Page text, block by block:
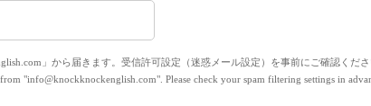
」から届きます。受信許可設定（迷惑メール設定）を事前にご確認くだ
"info@knockknockenglish.com". Please check your spam filtering settings in